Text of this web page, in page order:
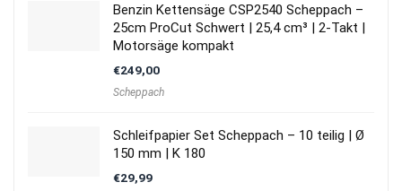
Benzin Kettensäge CSP2540 Scheppach –
25cm ProCut Schwert | 25,4 cm³ | 2-Takt |
Motorsäge kompakt
€249,00
Scheppach
Schleifpapier Set Scheppach – 10 teilig | Ø
150 mm | K 180
€29,99